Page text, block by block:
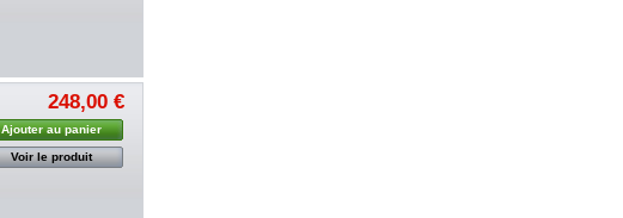
248,00 €
Ajouter au panier
Voir le produit